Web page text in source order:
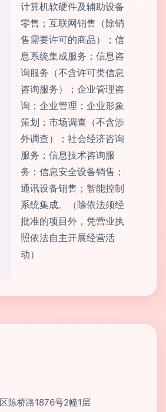
计算机软硬件及辅助设备
零售；互联网销售（除销
售需要许可的商品）；信
息系统集成服务；信息咨
询服务（不含许可类信息
咨询服务）；企业管理咨
询；企业管理；企业形象
策划；市场调查（不含涉
外调查）；社会经济咨询
服务；信息技术咨询服
务；信息安全设备销售；
通讯设备销售；智能控制
系统集成。（除依法须经
批准的项目外，凭营业执
照依法自主开展经营活
动）
陈桥路1876号2幢1层